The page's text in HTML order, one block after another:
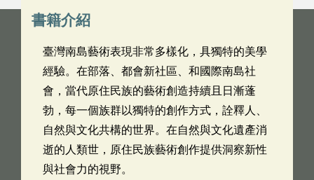
書籍介紹
臺灣南島藝術表現非常多樣化，具獨特的美學
經驗。在部落、都會新社區、和國際南島社
會，當代原住民族的藝術創造持續且日漸蓬
勃，每一個族群以獨特的創作方式，詮釋人、
自然與文化共構的世界。在自然與文化遺產消
逝的人類世，原住民族藝術創作提供洞察新性
與社會力的視野。